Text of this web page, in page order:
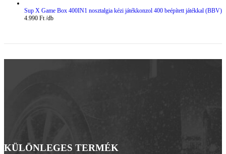
Sup X Game Box 400IN1 nosztalgia kézi játékkonzol 400 beépített játékkal (BBV)
4.990 Ft
KÜLÖNLEGES TERMÉK